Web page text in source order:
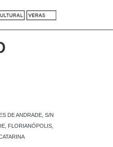
DE ANDRADE, S/N
FLORIANÓPOLIS,